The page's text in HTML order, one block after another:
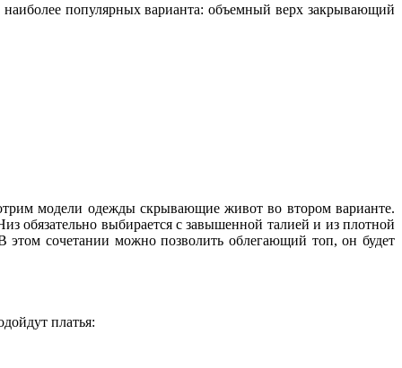
наиболее популярных варианта: объемный верх закрывающий
модели одежды скрывающие живот во втором варианте.
обязательно выбирается с завышенной талией и из плотной
сочетании можно позволить облегающий топ, он будет
платья: